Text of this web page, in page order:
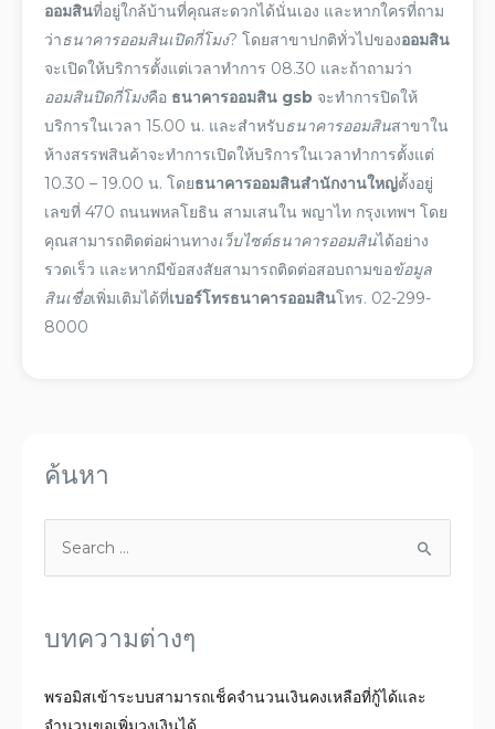
ออมสินที่อยู่ใกล้บ้านที่คุณสะดวกได้นั่นเอง และหากใครที่ถาม
ว่าธนาคารออมสินเปิดกี่โมง? โดยสาขาปกติทั่วไปของออมสิน
จะเปิดให้บริการตั้งแต่เวลาทำการ 08.30 และถ้าถามว่า
ออมสินปิดกี่โมงคือ ธนาคารออมสิน gsb จะทำการปิดให้
บริการในเวลา 15.00 น. และสำหรับธนาคารออมสินสาขาใน
ห้างสรรพสินค้าจะทำการเปิดให้บริการในเวลาทำการตั้งแต่
10.30 – 19.00 น. โดยธนาคารออมสินสำนักงานใหญ่ตั้งอยู่
เลขที่ 470 ถนนพหลโยธิน สามเสนใน พญาไท กรุงเทพฯ โดย
คุณสามารถติดต่อผ่านทางเว็บไซต์ธนาคารออมสินได้อย่าง
รวดเร็ว และหากมีข้อสงสัยสามารถติดต่อสอบถามขอข้อมูล
สินเชื่อเพิ่มเติมได้ที่เบอร์โทรธนาคารออมสินโทร. 02-299-
8000
ค้นหา
บทความต่างๆ
พรอมิสเข้าระบบสามารถเช็คจำนวนเงินคงเหลือที่กู้ได้และ